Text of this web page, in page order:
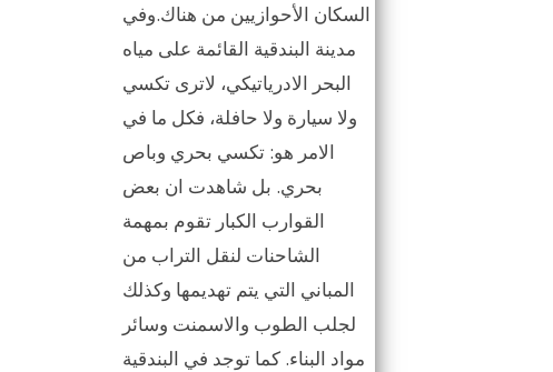
السكان الأحوازيين من هناك.وفي
مدينة البندقية القائمة على مياه
البحر الادرياتيكي، لاترى تكسي
ولا سيارة ولا حافلة، فكل ما في
الامر هو: تكسي بحري وباص
بحري. بل شاهدت ان بعض
القوارب الكبار تقوم بمهمة
الشاحنات لنقل التراب من
المباني التي يتم تهديمها وكذلك
لجلب الطوب والاسمنت وسائر
مواد البناء. كما توجد في البندقية